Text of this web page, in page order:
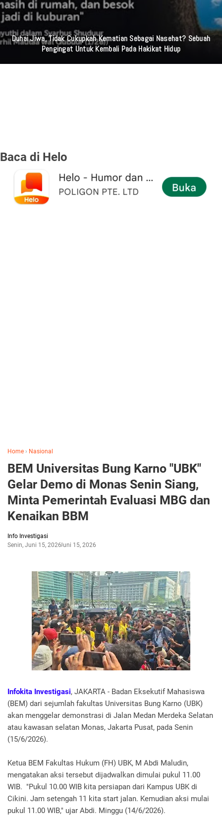
Duhai Jiwa, Tidak Cukupkah Kematian Sebagai Nasehat? Sebuah
Pengingat Untuk Kembali Pada Hakikat Hidup
Baca di Helo
Home › Nasional
BEM Universitas Bung Karno "UBK"
Gelar Demo di Monas Senin Siang,
Minta Pemerintah Evaluasi MBG dan
Kenaikan BBM
Info Investigasi
Senin, Juni 15, 2026Juni 15, 2026
Infokita Investigasi, JAKARTA - Badan Eksekutif Mahasiswa
(BEM) dari sejumlah fakultas Universitas Bung Karno (UBK)
akan menggelar demonstrasi di Jalan Medan Merdeka Selatan
atau kawasan selatan Monas, Jakarta Pusat, pada Senin
(15/6/2026).
Ketua BEM Fakultas Hukum (FH) UBK, M Abdi Maludin,
mengatakan aksi tersebut dijadwalkan dimulai pukul 11.00
WIB. "Pukul 10.00 WIB kita persiapan dari Kampus UBK di
Cikini. Jam setengah 11 kita start jalan. Kemudian aksi mulai
pukul 11.00 WIB," ujar Abdi. Minggu (14/6/2026).